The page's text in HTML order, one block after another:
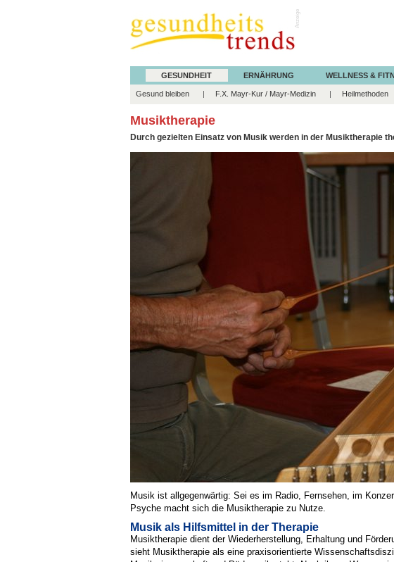
Anzeige
GESUNDHEIT ERNÄHRUNG WELLNESS &
Gesund bleiben F.X. Mayr-Kur / Mayr-Medizin Heilmethoden
Musiktherapie
Durch gezielten Einsatz von Musik werden in der Musiktherapie
Musik ist allgegenwärtig: Sei es im Radio, Fernsehen, im
Psyche macht sich die Musiktherapie zu Nutze.
Musik als Hilfsmittel in der Therapie
Musiktherapie dient der Wiederherstellung, Erhaltung und
sieht Musiktherapie als eine praxisorientierte